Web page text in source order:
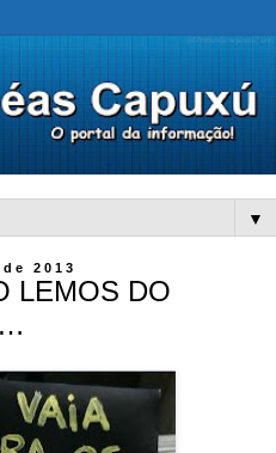
▼
2013
LEMOS DO